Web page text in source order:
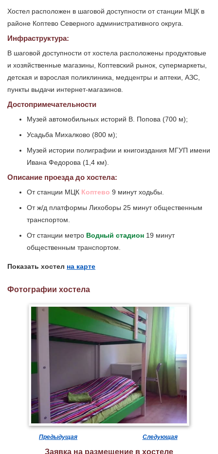
Хостел расположен в шаговой доступности от станции МЦК в
районе Коптево Северного административного округа.
Инфраструктура:
В шаговой доступности от хостела расположены продуктовые
и хозяйственные магазины, Коптевский рынок, супермаркеты,
детская и взрослая поликлиника, медцентры и аптеки, АЗС,
пункты выдачи интернет-магазинов.
Достопримечательности
Музей автомобильных историй В. Попова (700 м);
Усадьба Михалково (800 м);
Музей истории полиграфии и книгоиздания МГУП имени
Ивана Федорова (1,4 км).
Описание проезда до хостела:
От станции МЦК Коптево 9 минут ходьбы.
От ж/д платформы Лихоборы 25 минут общественным
транспортом.
От станции метро Водный стадион 19 минут
общественным транспортом.
Показать хостел на карте
Фотографии хостела
Предыдущая Следующая
Заявка на размещение в хостеле